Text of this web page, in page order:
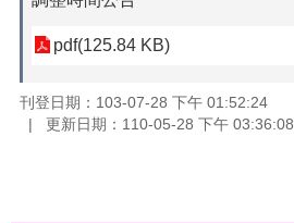
pdf(125.84 KB)
刊登日期：103-07-28 下午 01:52:24
更新日期：110-05-28 下午 03:36:08